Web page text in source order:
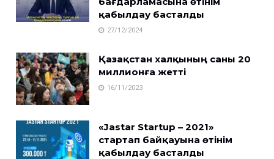
қабылдау басталды
27/12/2024
Қазақстан халқының саны 20
миллионға жетті
16/11/2023
«Jastar Startup – 2021»
стартап байқауына өтінім
қабылдау басталды